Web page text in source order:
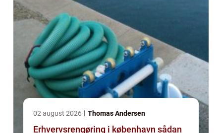
02 august 2026 Thomas Andersen
Erhvervsrengøring i københavn sådan